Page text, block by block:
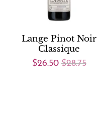
Lange Pinot Noir
Classique
$26.50 $28.75